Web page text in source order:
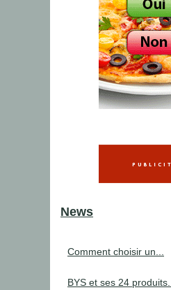
News
Comment choisir un...
BYS et ses 24 produits...